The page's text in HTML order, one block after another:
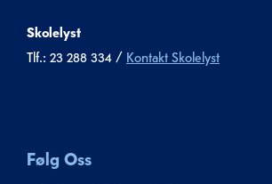
Skolelyst
Tlf.: 23 288 334 / Kontakt Skolelyst
Følg Oss